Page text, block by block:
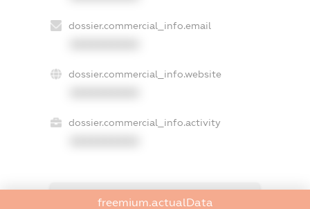
dossier.commercial_info.email
dossier.commercial_info.website
dossier.commercial_info.activity
freemium.exampleText_1
freemium.actualData